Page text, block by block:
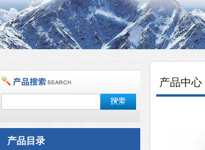
产品目录
产品中心